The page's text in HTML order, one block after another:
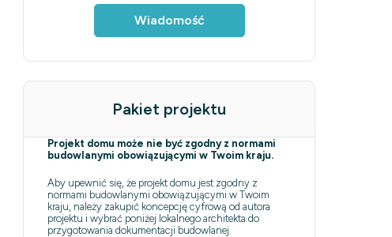
Wiadomość
Pakiet projektu
Projekt domu może nie być zgodny z normami
budowlanymi obowiązującymi w Twoim kraju.
Aby upewnić się, że projekt domu jest zgodny z
normami budowlanymi obowiązującymi w Twoim
kraju, należy zakupić koncepcję cyfrową od autora
projektu i wybrać poniżej lokalnego architekta do
przygotowania dokumentacji budowlanej.